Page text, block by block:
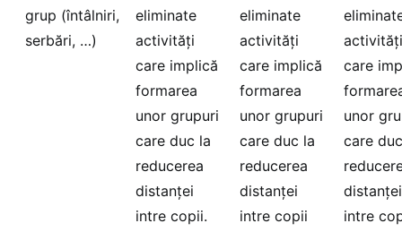
grup (întâlniri,
serbări, …)
eliminate
activități
care implică
formarea
unor grupuri
care duc la
reducerea
distanței
intre copii.
eliminate
activități
care implică
formarea
unor grupuri
care duc la
reducerea
distanței
intre copii
activități
care
unor
care
distanței
intre